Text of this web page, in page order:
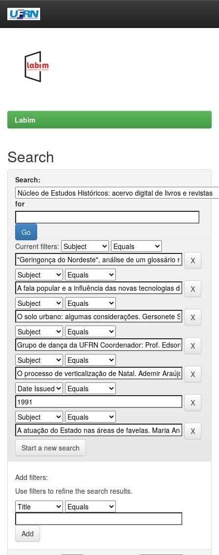
Labim
Search
Search:
for
Current filters:
Start a new search
Add filters:
Use filters to refine the search results.